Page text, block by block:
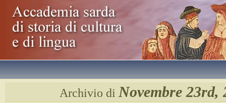
Archivio di Novembre 23rd,